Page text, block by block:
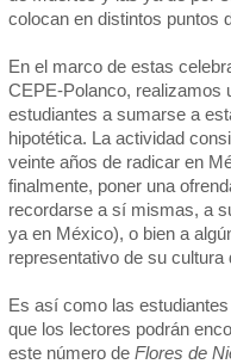
colocan en distintos puntos
En el marco de estas
CEPE-Polanco, realizamos
estudiantes a sumarse a
hipotética. La actividad
veinte años de radicar en
finalmente, poner una
recordarse a sí mismas, a
ya en México), o bien a
representativo de su cultura
Es así como las
que los lectores podrán
este número de Flores de